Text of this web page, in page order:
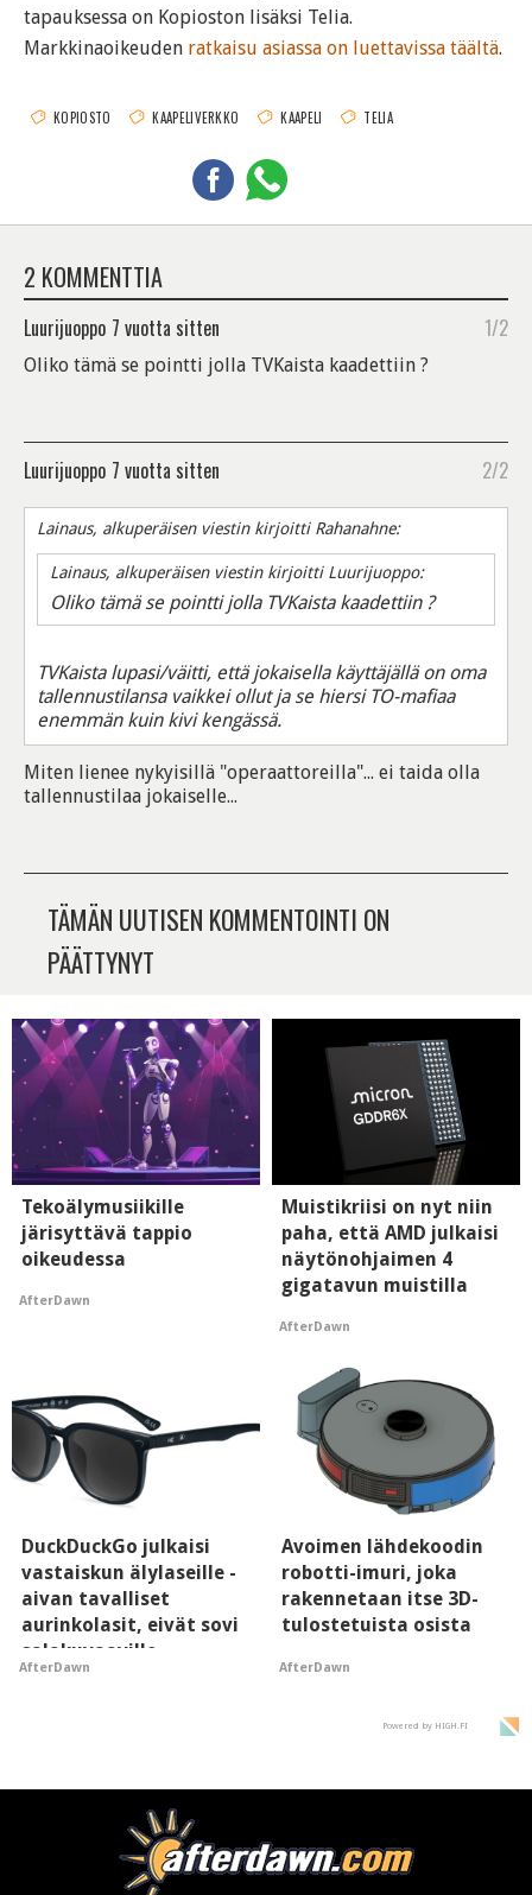
tapauksessa on Kopioston lisäksi Telia.
Markkinaoikeuden ratkaisu asiassa on luettavissa täältä.
KOPIOSTO KAAPELIVERKKO KAAPELI TELIA
2 KOMMENTTIA
Luurijuoppo 7 vuotta sitten 1/2
Oliko tämä se pointti jolla TVKaista kaadettiin ?
Luurijuoppo 7 vuotta sitten 2/2
Lainaus, alkuperäisen viestin kirjoitti Rahanahne:
Lainaus, alkuperäisen viestin kirjoitti Luurijuoppo:
Oliko tämä se pointti jolla TVKaista kaadettiin ?
TVKaista lupasi/väitti, että jokaisella käyttäjällä on oma
tallennustilansa vaikkei ollut ja se hiersi TO-mafiaa
enemmän kuin kivi kengässä.
Miten lienee nykyisillä "operaattoreilla"... ei taida olla
tallennustilaa jokaiselle...
TÄMÄN UUTISEN KOMMENTOINTI ON
PÄÄTTYNYT
Tekoälymusiikille
järisyttävä tappio
oikeudessa
AfterDawn
Muistikriisi on nyt niin
paha, että AMD julkaisi
näytönohjaimen 4
gigatavun muistilla
AfterDawn
DuckDuckGo julkaisi
vastaiskun älylaseille -
aivan tavalliset
aurinkolasit, eivät sovi
salakuvaaville
hyypiöille
AfterDawn
Avoimen lähdekoodin
robotti-imuri, joka
rakennetaan itse 3D-
tulostetuista osista
AfterDawn
Powered by HIGH.FI